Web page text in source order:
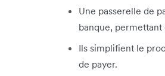
Une passerelle de
banque,
Ils simplifient le
de payer.